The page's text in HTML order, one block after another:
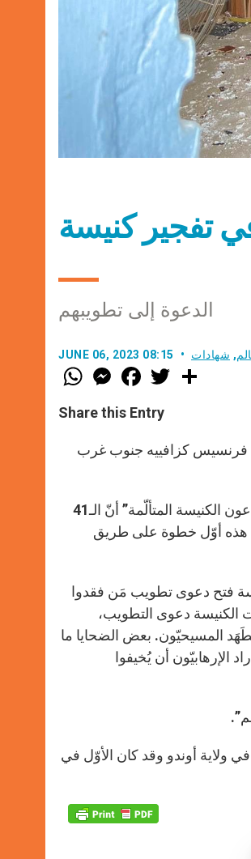
تفجير كنيسة
الدعوة إلى تطويبهم
JUNE 06, 2023 08:15 , شهادات
W
h
t
s
p
p
M
e
s
e
g
e
F
a
e
b
o
k
w
r
Share this Entry
فرنسيس كزافييه جنوب غرب
في تفاصيل أخرى، أخبر عميد معهد “ساينت ألبرت” (في أبرشيّة كافانتشان) الأب إيمانويل “عون الكنيسة المتألّمة” أنّ الـ41
هذه أوّل خطوة على طريق
فتح دعوى تطويب مَن فقدوا
الكنيسة دعوى التطويب،
المسيحيّون. بعض الضحايا ما
الإرهابيّون أن يُخيفوا
نُشير هنا إلى أنّ أكثر من سبعين شخصاً أصيبوا في الاعتداء الذي حصل في 5 حزيران 2022 في ولاية أوندو وقد كان الأوّل في